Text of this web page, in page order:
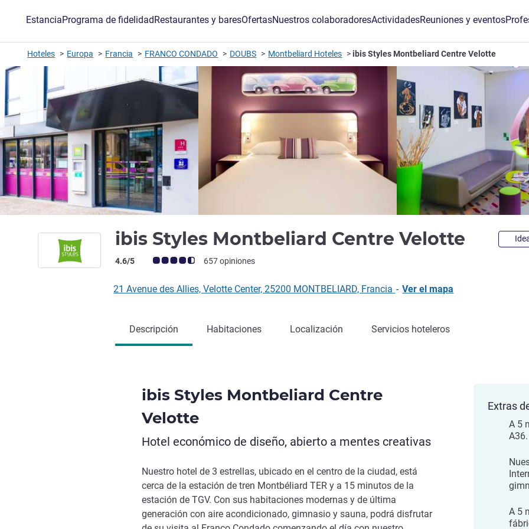
EstanciaPrograma de fidelidadRestaurantes y baresOfertasNuestros colaboradoresActividadesReuniones y eventos
Hoteles Europa Francia FRANCO CONDADO DOUBS Montbeliard Hoteles ibis Styles Montbeliard Centre Velotte
ibis Styles Montbeliard Centre Velotte 3
Nota de clientes de Avis (Clasificación de ALL)
4.6/5 657 opiniones
21 Avenue des Allies, Velotte Center, 25200 MONTBELIARD, Francia - Ver el mapa
Descripción Habitaciones Localización Servicios hoteleros
ibis Styles Montbeliard Centre
Velotte
Hotel económico de diseño, abierto a mentes creativas
Nuestro hotel de 3 estrellas, ubicado en el centro de la ciudad, está
cerca de la estación de tren Montbéliard TER y a 15 minutos de la
estación de TGV. Con sus habitaciones modernas y de última
generación con aire acondicionado, gimnasio y sauna, podrá disfrutar
Extras
A 5
A36.
A 5